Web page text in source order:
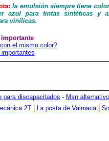
:la emulsión siempre tiene
azul para tintas sintéticas y
vinílicas.
el mismo color?
para discapacitados - Msn
2T La posta de Vaimaca| Sol